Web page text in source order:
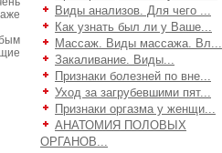
Виды анализов. Для чего ...
Как узнать был ли у Ваше...
Массаж. Виды массажа. Вл...
Закаливание. Виды...
Признаки болезней по вне...
Уход за загрубевшими пят...
Признаки оргазма у женщи...
АНАТОМИЯ ПОЛОВЫХ
ОРГАНОВ...